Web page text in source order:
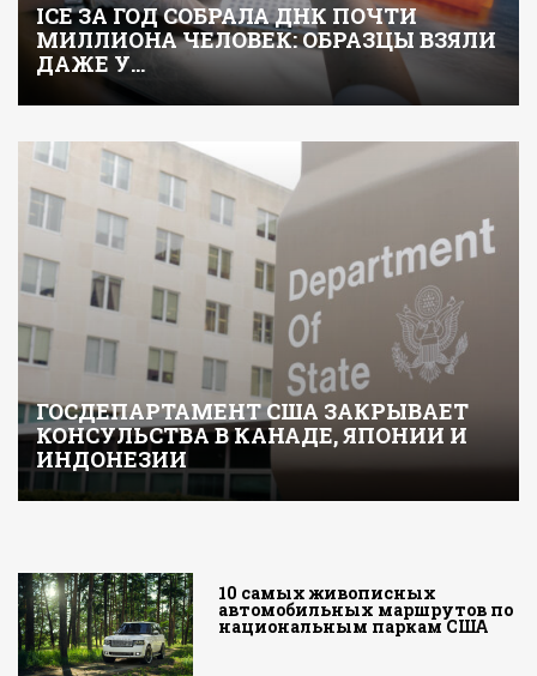
ICE ЗА ГОД СОБРАЛА ДНК ПОЧТИ
МИЛЛИОНА ЧЕЛОВЕК: ОБРАЗЦЫ ВЗЯЛИ
ДАЖЕ У…
ГОСДЕПАРТАМЕНТ США ЗАКРЫВАЕТ
КОНСУЛЬСТВА В КАНАДЕ, ЯПОНИИ И
ИНДОНЕЗИИ
10 самых живописных
автомобильных маршрутов по
национальным паркам США